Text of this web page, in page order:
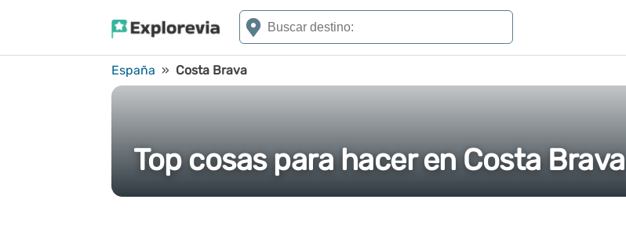
España » Costa Brava
Top cosas para hacer en Costa Brava